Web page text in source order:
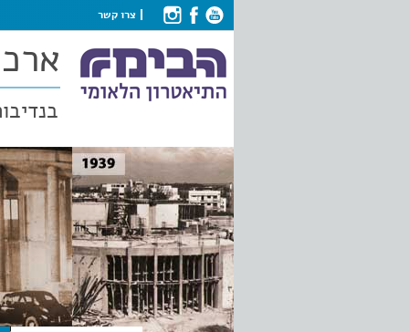
צרו קשר